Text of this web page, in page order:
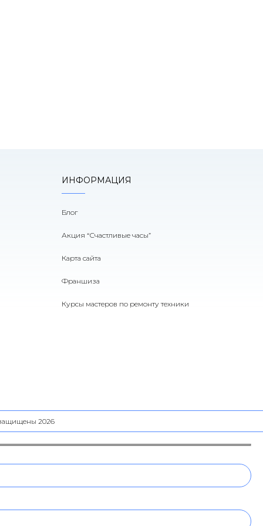
ИНФОРМАЦИЯ
Блог
Акция “Счастливые часы”
Карта сайта
Франшиза
Курсы мастеров по ремонту техники
2026